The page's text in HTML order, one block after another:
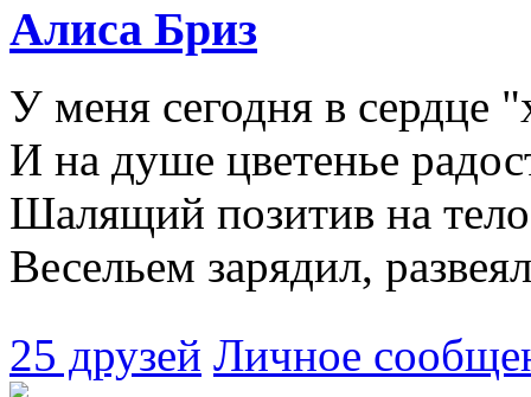
Алиса Бриз
У меня сегодня в сердце
И на душе цветенье
Шалящий позитив на
Весельем зарядил,
25 друзей Личное